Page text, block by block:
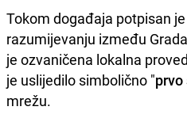
Tokom događaja potpisan
razumijevanju između
je ozvaničena lokalna
je uslijedilo simbolično "
mrežu.